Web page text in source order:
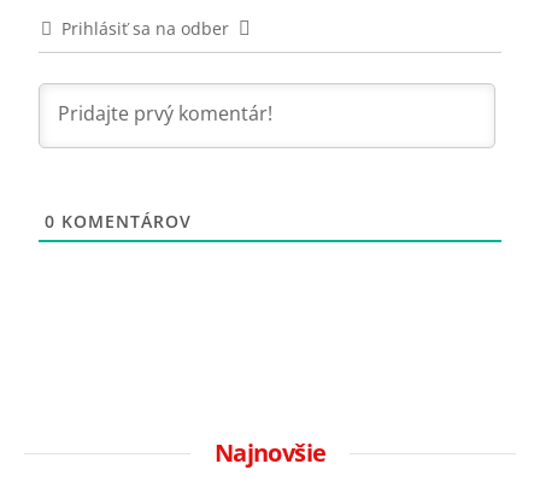
Prihlásiť sa na odber
0 KOMENTÁROV
Najnovšie